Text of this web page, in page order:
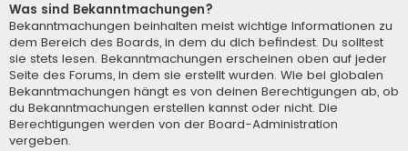
Was sind Bekanntmachungen?
Bekanntmachungen beinhalten meist wichtige Informationen zu
dem Bereich des Boards, in dem du dich befindest. Du solltest
sie stets lesen. Bekanntmachungen erscheinen oben auf jeder
Seite des Forums, in dem sie erstellt wurden. Wie bei globalen
Bekanntmachungen hängt es von deinen Berechtigungen ab, ob
du Bekanntmachungen erstellen kannst oder nicht. Die
Berechtigungen werden von der Board-Administration
vergeben.